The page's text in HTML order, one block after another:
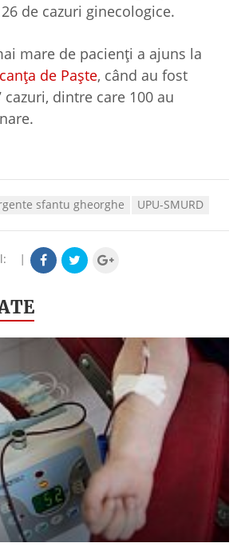
de cazuri ginecologice.
mare de pacienți a ajuns la
de Paște, când au fost
cazuri, dintre care 100 au
sfantu gheorghe UPU-SMURD
|